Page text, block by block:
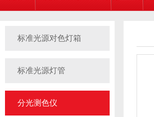
标准光源对色灯箱
标准光源灯管
分光测色仪